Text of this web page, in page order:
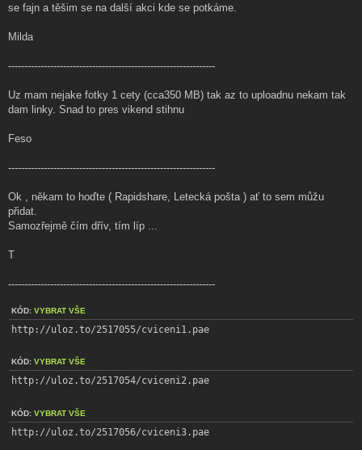
se fajn a těšim se na další akci kde se potkáme.
Milda
----------------------------------------------------------------
Uz mam nejake fotky 1 cety (cca350 MB) tak az to uploadnu nekam tak
dam linky. Snad to pres vikend stihnu
Feso
----------------------------------------------------------------
Ok , někam to hoďte ( Rapidshare, Letecká pošta ) ať to sem můžu
přidat.
Samozřejmě čím dřív, tím líp ...
T
----------------------------------------------------------------
KÓD: VYBRAT VŠE
http://uloz.to/2517055/cviceni1.pae
KÓD: VYBRAT VŠE
http://uloz.to/2517054/cviceni2.pae
KÓD: VYBRAT VŠE
http://uloz.to/2517056/cviceni3.pae